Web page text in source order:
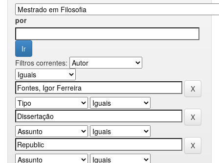
por
Filtros correntes: